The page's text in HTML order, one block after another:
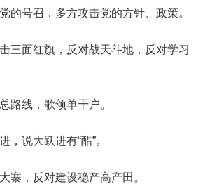
号召，多方攻击党的方针、政策。
面红旗，反对战天斗地，反对学习
线，歌颂单干户。
说大跃进有“醋”。
，反对建设稳产高产田。